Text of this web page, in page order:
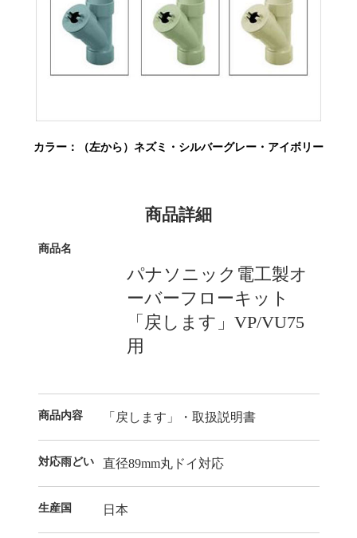
カラー：（左から）ネズミ・シルバーグレー・アイボリー
商品詳細
商品名
パナソニック電工製オ
ーバーフローキット
「戻します」VP/VU75
用
商品内容 「戻します」・取扱説明書
対応雨どい 直径89mm丸ドイ対応
生産国 日本